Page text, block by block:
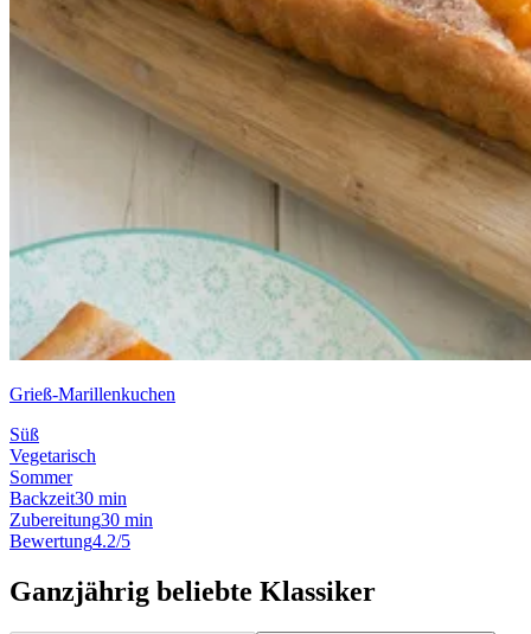
Grieß-Marillenkuchen
Süß
Vegetarisch
Sommer
Backzeit30 min
Zubereitung30 min
Bewertung4.2/5
Ganzjährig beliebte Klassiker